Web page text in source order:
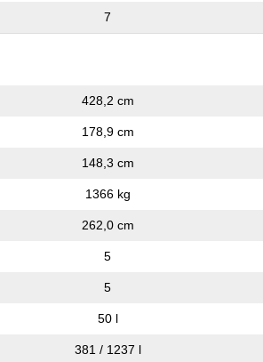
7
428,2 cm
178,9 cm
148,3 cm
1366 kg
262,0 cm
5
5
50 l
381 / 1237 l